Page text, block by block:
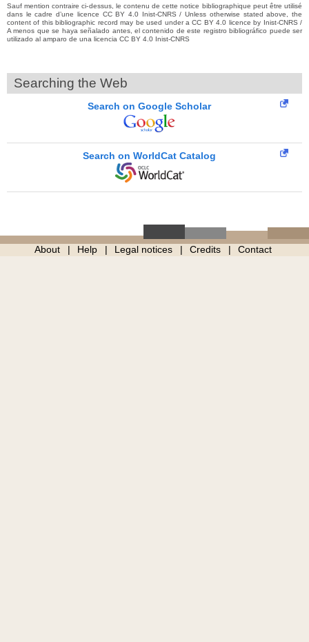
Sauf mention contraire ci-dessus, le contenu de cette notice bibliographique peut être utilisé
dans le cadre d’une licence CC BY 4.0 Inist-CNRS / Unless otherwise stated above, the
content of this bibliographic record may be used under a CC BY 4.0 licence by Inist-CNRS /
A menos que se haya señalado antes, el contenido de este registro bibliográfico puede ser
utilizado al amparo de una licencia CC BY 4.0 Inist-CNRS
Searching the Web
Search on Google Scholar
Search on WorldCat Catalog
About Help Legal notices Credits Contact